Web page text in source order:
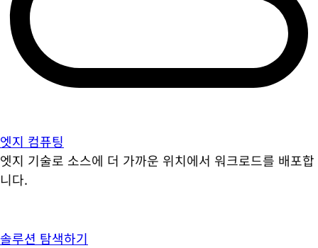
엣지 컴퓨팅
엣지 기술로 소스에 더 가까운 위치에서 워크로드를 배포합
니다.
솔루션 탐색하기